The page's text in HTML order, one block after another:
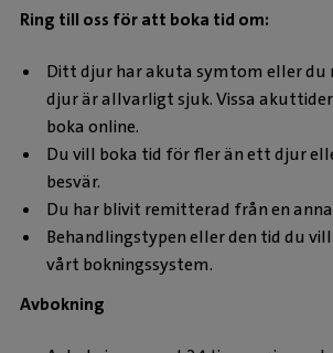
Ring till oss för att boka tid om:
Ditt djur har akuta symtom eller
djur är allvarligt sjuk. Vissa
boka online.
Du vill boka tid för fler än ett djur
besvär.
Du har blivit remitterad från en
Behandlingstypen eller den tid du
vårt bokningssystem.
Avbokning